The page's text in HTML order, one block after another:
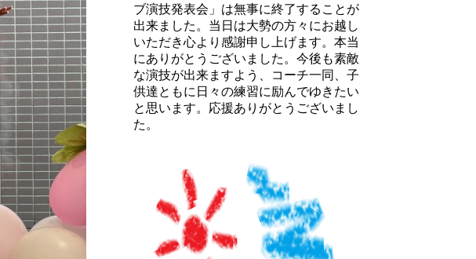
ブ演技発表会」は無事に終了することが
出来ました。当日は大勢の方々にお越し
いただき心より感謝申し上げます。本当
にありがとうございました。今後も素敵
な演技が出来ますよう、コーチ一同、子
供達ともに日々の練習に励んでゆきたい
と思います。応援ありがとうございまし
た。